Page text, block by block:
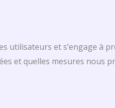
utilisateurs et s’engage à
et quelles mesures nous